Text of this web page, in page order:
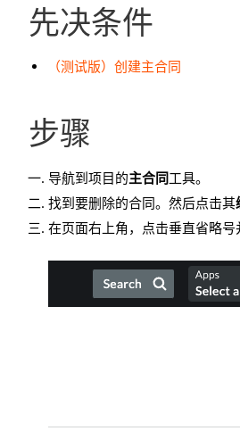
先决条件
（测试版）创建主合同
步骤
导航到项目的主合同工具。
找到要删除的合同。然后点击其
在页面右上角，点击垂直省略号